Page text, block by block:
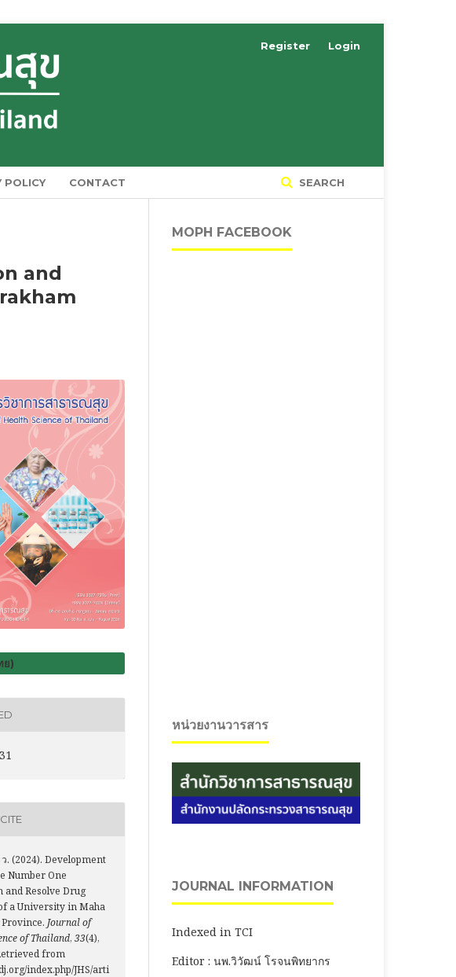
POLICY CONTACT SEARCH
Register Login
and
ย)
ว. (2024). Development
Number One
and Resolve Drug
a University in Maha
Journal of
of Thailand, 33(4),
from
index.php/JHS/arti
MOPH FACEBOOK
หน่วยงานวารสาร
JOURNAL INFORMATION
Indexed in TCI
Editor : นพ.วิวัฒน์ โรจนพิทยากร